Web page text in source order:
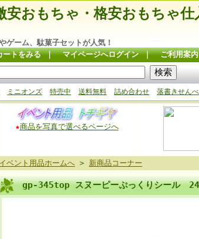
安おもちゃ・格安おもちゃ
ゲーム、駄菓子セットが人気！
ートをみる｜ マイページへログイン｜ ご利用案内
ミニオンズ 特売中 送料無料 詰め合わせ 落書きせん
★商品を写真で選べるページへ
イベント用品ホームへ > 新商品コーナー
gp-345top スヌーピーぷっくりシール